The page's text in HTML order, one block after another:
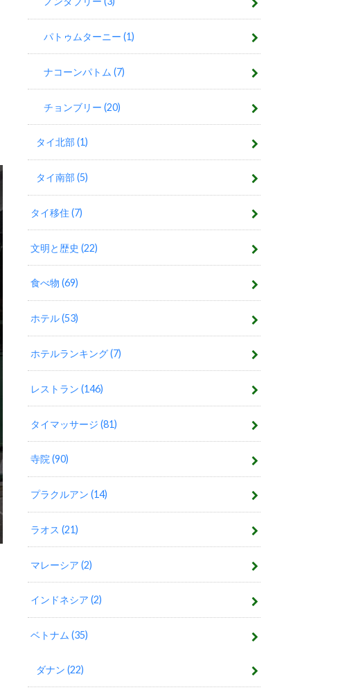
パトゥムターニー(1)
ナコーンパトム(7)
チョンブリー(20)
タイ北部(1)
タイ南部(5)
タイ移住(7)
文明と歴史(22)
食べ物(69)
ホテル(53)
ホテルランキング(7)
レストラン(146)
タイマッサージ(81)
寺院(90)
プラクルアン(14)
ラオス(21)
マレーシア(2)
インドネシア(2)
ベトナム(35)
ダナン (22)